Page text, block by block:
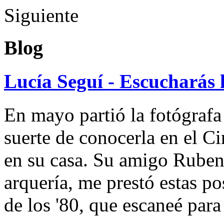
Siguiente
Blog
Lucía Seguí - Escucharás
En mayo partió la
suerte de conocerla en el
en su casa. Su amigo
arquería, me prestó estas
de los '80, que escaneé